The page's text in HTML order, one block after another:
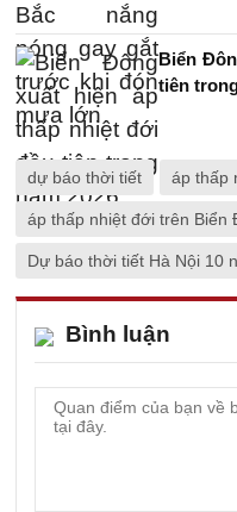
Biển
tiên
dự báo thời tiết áp thấp
áp thấp nhiệt đới trên Biển
Dự báo thời tiết Hà Nội 10
Bình luận